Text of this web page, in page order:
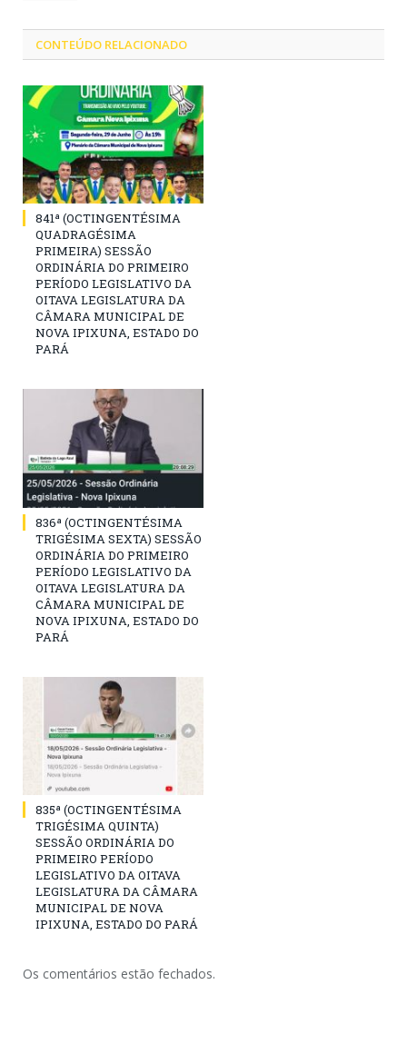
CONTEÚDO RELACIONADO
841ª (OCTINGENTÉSIMA
QUADRAGÉSIMA
PRIMEIRA) SESSÃO
ORDINÁRIA DO PRIMEIRO
PERÍODO LEGISLATIVO DA
OITAVA LEGISLATURA DA
CÂMARA MUNICIPAL DE
NOVA IPIXUNA, ESTADO DO
PARÁ
836ª (OCTINGENTÉSIMA
TRIGÉSIMA SEXTA) SESSÃO
ORDINÁRIA DO PRIMEIRO
PERÍODO LEGISLATIVO DA
OITAVA LEGISLATURA DA
CÂMARA MUNICIPAL DE
NOVA IPIXUNA, ESTADO DO
PARÁ
835ª (OCTINGENTÉSIMA
TRIGÉSIMA QUINTA)
SESSÃO ORDINÁRIA DO
PRIMEIRO PERÍODO
LEGISLATIVO DA OITAVA
LEGISLATURA DA CÂMARA
MUNICIPAL DE NOVA
IPIXUNA, ESTADO DO PARÁ
Os comentários estão fechados.